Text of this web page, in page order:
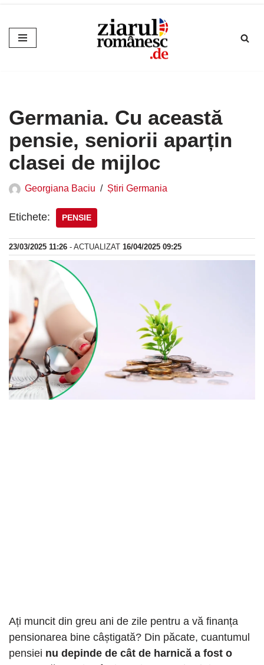
Sari
la
Germania. Cu această
pensie, seniorii aparțin
clasei de mijloc
Georgiana Baciu Știri Germania
Etichete: PENSIE
23/03/2025 11:26 - ACTUALIZAT 16/04/2025 09:25
Ați muncit din greu ani de zile pentru a vă finanța
pensionarea bine câștigată? Din păcate, cuantumul
pensiei nu depinde de cât de harnică a fost o